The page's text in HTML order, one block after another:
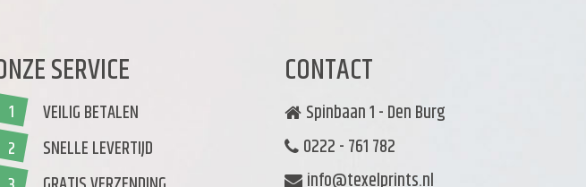
SERVICE
1 VEILIG BETALEN
2 SNELLE LEVERTIJD
CONTACT
Spinbaan 1 - Den Burg
0222 - 761 782
info@texelprints.nl